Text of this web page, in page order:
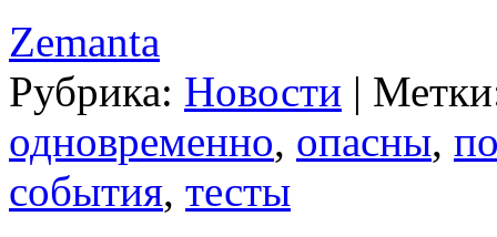
Zemanta
Рубрика: Новости |
одновременно, опасны,
события, тесты